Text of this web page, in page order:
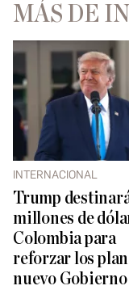
MÁS DE
INTERNACIONAL
Trump
millones de
Colombia para
reforzar los
nuevo Gobierno